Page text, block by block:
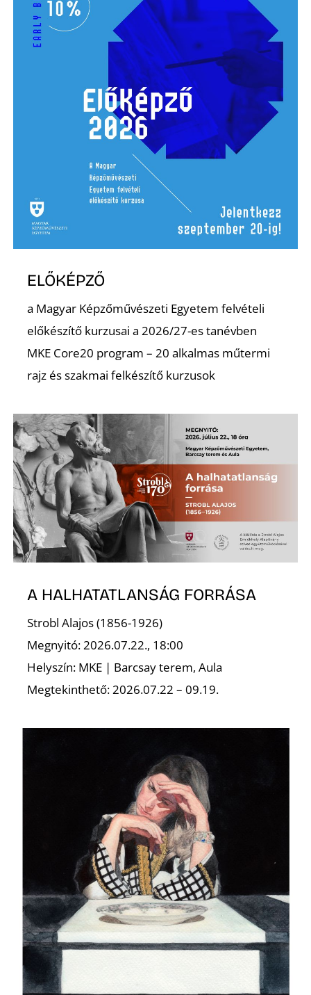
ELŐKÉPZŐ
a Magyar Képzőművészeti Egyetem felvételi
előkészítő kurzusai a 2026/27-es tanévben
MKE Core20 program – 20 alkalmas műtermi
rajz és szakmai felkészítő kurzusok
A HALHATATLANSÁG FORRÁSA
Strobl Alajos (1856-1926)
Megnyitó: 2026.07.22., 18:00
Helyszín: MKE | Barcsay terem, Aula
Megtekinthető: 2026.07.22 – 09.19.